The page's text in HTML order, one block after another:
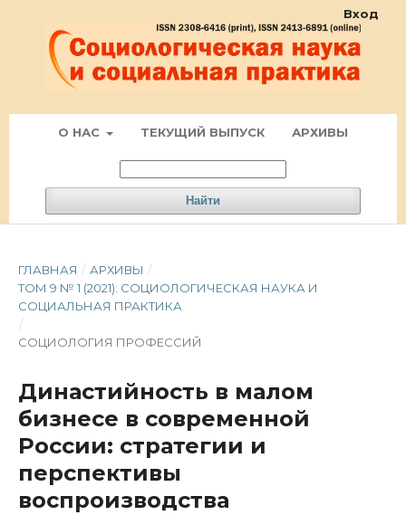
О НАС ТЕКУЩИЙ ВЫПУСК АРХИВЫ
Найти
Вход
ГЛАВНАЯ / АРХИВЫ /
ТОМ 9 № 1 (2021): СОЦИОЛОГИЧЕСКАЯ НАУКА И
СОЦИАЛЬНАЯ ПРАКТИКА
/
СОЦИОЛОГИЯ ПРОФЕССИЙ
Династийность в малом
бизнесе в современной
России: стратегии и
перспективы
воспроизводства